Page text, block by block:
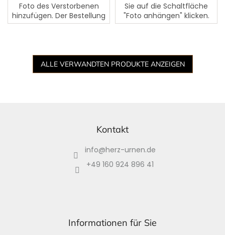
Foto des Verstorbenen
hinzufügen. Der Bestellung
fügen Sie es hinzu, indem
Auf...
Sie auf die Schaltfläche
"Foto anhängen" klicken.
Dem Foto kann ein Text
ALLE VERWANDTEN PRODUKTE ANZEIGEN
Kontakt
info@herz-urnen.de
+49 160 924 896 41
Informationen für Sie